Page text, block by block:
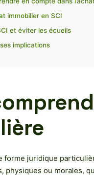
immobilier en SCI
et éviter les écueils
implications
forme juridique
physiques ou